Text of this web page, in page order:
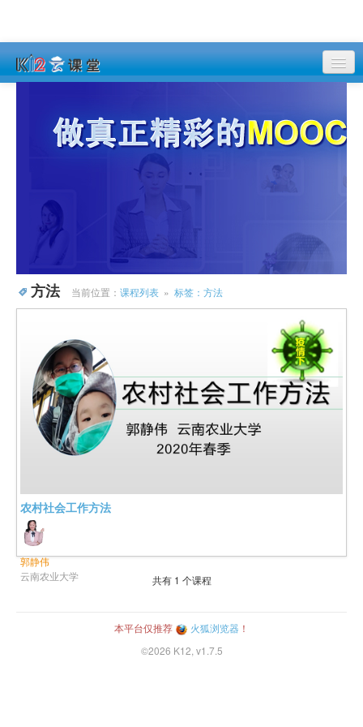
方法 当前位置： 课程列表 » 标签：方法
农村社会工作方法
郭静伟
云南农业大学
共有 1 个课程
本平台仅推荐 火狐浏览器 ！
©2026 K12, v1.7.5